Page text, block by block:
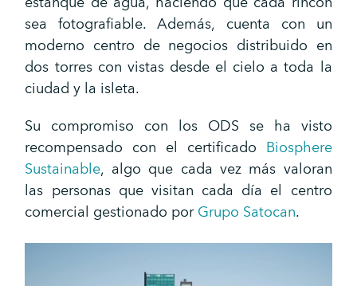
sea fotografiable. Además, cuenta con un
moderno centro de negocios distribuido en
dos torres con vistas desde el cielo a toda la
ciudad y la isleta.
Su compromiso con los ODS se ha visto
recompensado con el certificado Biosphere
Sustainable, algo que cada vez más valoran
las personas que visitan cada día el centro
comercial gestionado por Grupo Satocan.